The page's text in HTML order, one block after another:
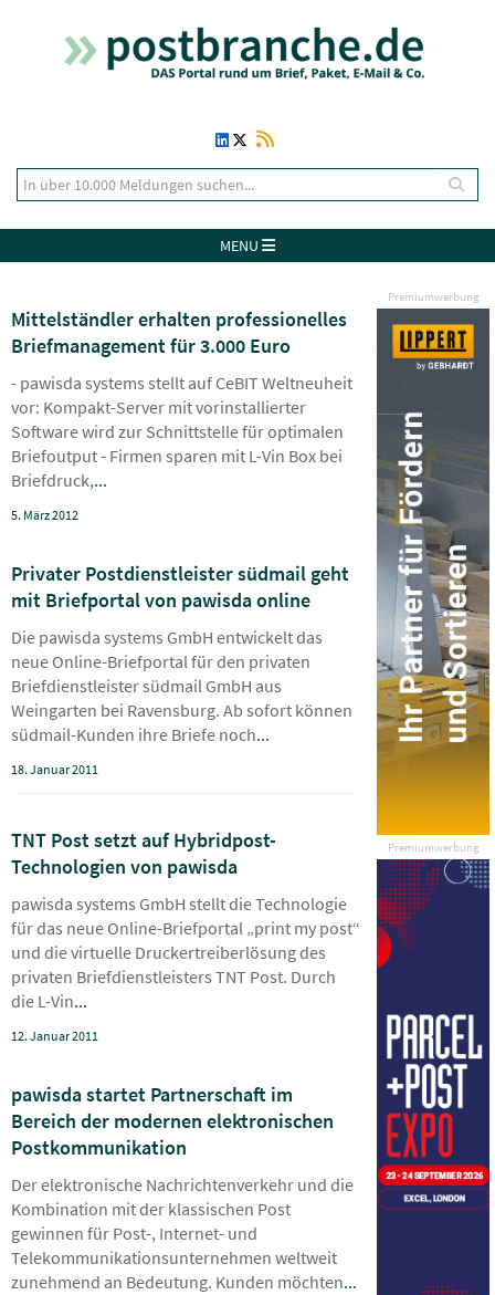
MENU
Premiumwerbung
Premiumwerbung
Mittelständler erhalten professionelles
Briefmanagement für 3.000 Euro
- pawisda systems stellt auf CeBIT Weltneuheit
vor: Kompakt-Server mit vorinstallierter
Software wird zur Schnittstelle für optimalen
Briefoutput - Firmen sparen mit L-Vin Box bei
Briefdruck,...
5. März 2012
Privater Postdienstleister südmail geht
mit Briefportal von pawisda online
Die pawisda systems GmbH entwickelt das
neue Online-Briefportal für den privaten
Briefdienstleister südmail GmbH aus
Weingarten bei Ravensburg. Ab sofort können
südmail-Kunden ihre Briefe noch...
18. Januar 2011
TNT Post setzt auf Hybridpost-
Technologien von pawisda
pawisda systems GmbH stellt die Technologie
für das neue Online-Briefportal „print my post“
und die virtuelle Druckertreiberlösung des
privaten Briefdienstleisters TNT Post. Durch
die L-Vin...
12. Januar 2011
pawisda startet Partnerschaft im
Bereich der modernen elektronischen
Postkommunikation
Der elektronische Nachrichtenverkehr und die
Kombination mit der klassischen Post
gewinnen für Post-, Internet- und
Telekommunikationsunternehmen weltweit
zunehmend an Bedeutung. Kunden möchten...